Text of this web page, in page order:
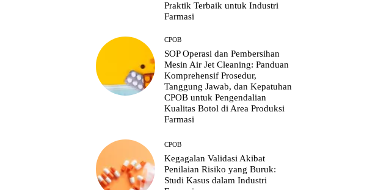
Praktik Terbaik untuk Industri
Farmasi
CPOB
SOP Operasi dan Pembersihan
Mesin Air Jet Cleaning: Panduan
Komprehensif Prosedur,
Tanggung Jawab, dan Kepatuhan
CPOB untuk Pengendalian
Kualitas Botol di Area Produksi
Farmasi
CPOB
Kegagalan Validasi Akibat
Penilaian Risiko yang Buruk:
Studi Kasus dalam Industri